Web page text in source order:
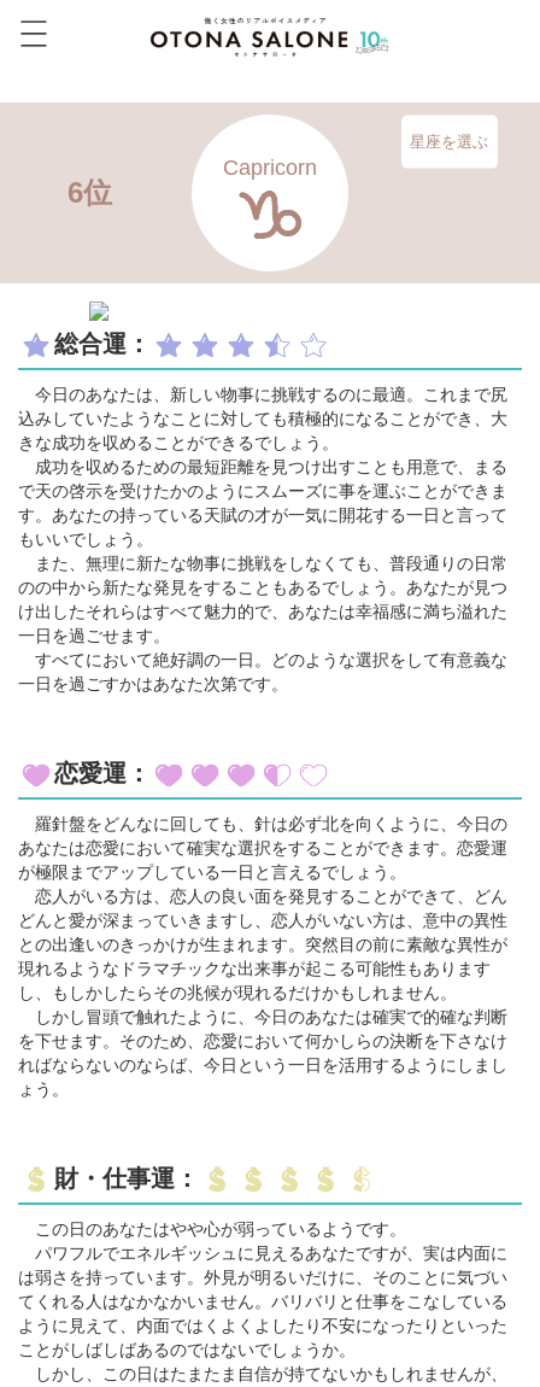
6位
Capricorn
星座を選ぶ
総合運：
今日のあなたは、新しい物事に挑戦するのに最適。これまで尻
込みしていたようなことに対しても積極的になることができ、大
きな成功を収めることができるでしょう。
成功を収めるための最短距離を見つけ出すことも用意で、まる
で天の啓示を受けたかのようにスムーズに事を運ぶことができま
す。あなたの持っている天賦の才が一気に開花する一日と言って
もいいでしょう。
また、無理に新たな物事に挑戦をしなくても、普段通りの日常
のの中から新たな発見をすることもあるでしょう。あなたが見つ
け出したそれらはすべて魅力的で、あなたは幸福感に満ち溢れた
一日を過ごせます。
すべてにおいて絶好調の一日。どのような選択をして有意義な
一日を過ごすかはあなた次第です。
恋愛運：
羅針盤をどんなに回しても、針は必ず北を向くように、今日の
あなたは恋愛において確実な選択をすることができます。恋愛運
が極限までアップしている一日と言えるでしょう。
恋人がいる方は、恋人の良い面を発見することができて、どん
どんと愛が深まっていきますし、恋人がいない方は、意中の異性
との出逢いのきっかけが生まれます。突然目の前に素敵な異性が
現れるようなドラマチックな出来事が起こる可能性もあります
し、もしかしたらその兆候が現れるだけかもしれません。
しかし冒頭で触れたように、今日のあなたは確実で的確な判断
を下せます。そのため、恋愛において何かしらの決断を下さなけ
ればならないのならば、今日という一日を活用するようにしまし
ょう。
財・仕事運：
この日のあなたはやや心が弱っているようです。
パワフルでエネルギッシュに見えるあなたですが、実は内面に
は弱さを持っています。外見が明るいだけに、そのことに気づい
てくれる人はなかなかいません。バリバリと仕事をこなしている
ように見えて、内面ではくよくよしたり不安になったりといった
ことがしばしばあるのではないでしょうか。
しかし、この日はたまたま自信が持てないかもしれませんが、